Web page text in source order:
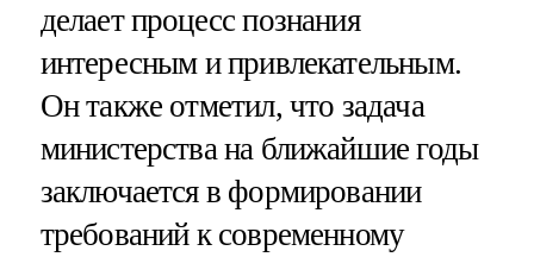
делает процесс познания
интересным и привлекательным.
Он также отметил, что задача
министерства на ближайшие годы
заключается в формировании
требований к современному